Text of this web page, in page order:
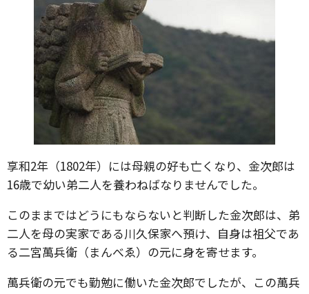
享和2年（1802年）には母親の好も亡くなり、金次郎は
16歳で幼い弟二人を養わねばなりませんでした。
このままではどうにもならないと判断した金次郎は、弟
二人を母の実家である川久保家へ預け、自身は祖父であ
る二宮萬兵衛（まんべゑ）の元に身を寄せます。
萬兵衛の元でも勤勉に働いた金次郎でしたが、この萬兵